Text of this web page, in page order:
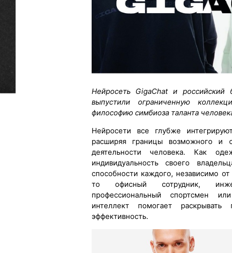
Нейросеть GigaChat и
выпустили ограниченную
философию симбиоза таланта
Нейросети все глубже
расширяя границы возможного и
деятельности человека. Как
индивидуальность своего
способности каждого, независимо
то офисный сотрудник,
профессиональный спортсмен
интеллект помогает
эффективность.